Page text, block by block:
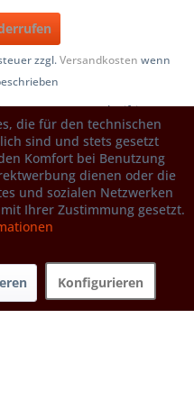
zzgl.Versandkosten wenn
e.K., Schwifting,
die für den technischen
sind und stets gesetzt
Komfort bei Benutzung
dienen oder die
und sozialen Netzwerken
Ihrer Zustimmung gesetzt.
Konfigurieren